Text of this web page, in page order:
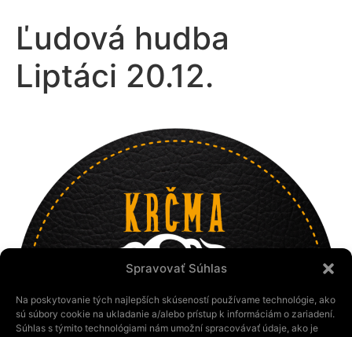
Spravovať Súhlas
Na poskytovanie tých najlepších skúseností používame technológie, ako
sú súbory cookie na ukladanie a/alebo prístup k informáciám o zariadení.
Súhlas s týmito technológiami nám umožní spracovávať údaje, ako je
Ľudová hudba
Liptáci 20.12.